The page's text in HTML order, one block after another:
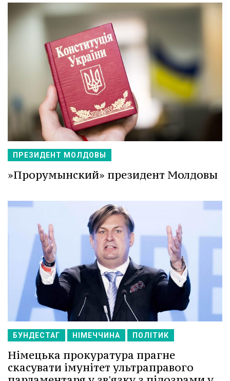
ПРЕЗИДЕНТ МОЛДОВЫ
»Прорумынский» президент Молдовы
БУНДЕСТАГ НІМЕЧЧИНА ПОЛІТИК
Німецька прокуратура прагне
скасувати імунітет ультраправого